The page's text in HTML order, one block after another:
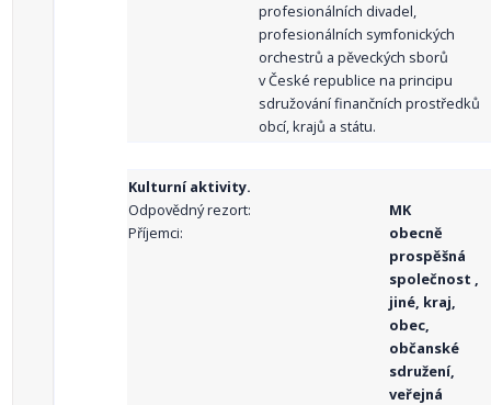
profesionálních divadel,
profesionálních symfonických
orchestrů a pěveckých sborů
v České republice na principu
sdružování finančních prostředků
obcí, krajů a státu.
Kulturní aktivity.
Odpovědný rezort:
MK
Příjemci:
obecně
prospěšná
společnost ,
jiné, kraj,
obec,
občanské
sdružení,
veřejná